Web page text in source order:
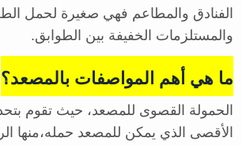
الفنادق والمطاعم فهي صغيرة لحمل
والمستلزمات الخفيفة بين الطوابق.
ما هي أهم المواصفات بالمصعد؟
الحمولة القصوى للمصعد، حيث تقوم
الأقصى الذي يمكن للمصعد حمله،منها